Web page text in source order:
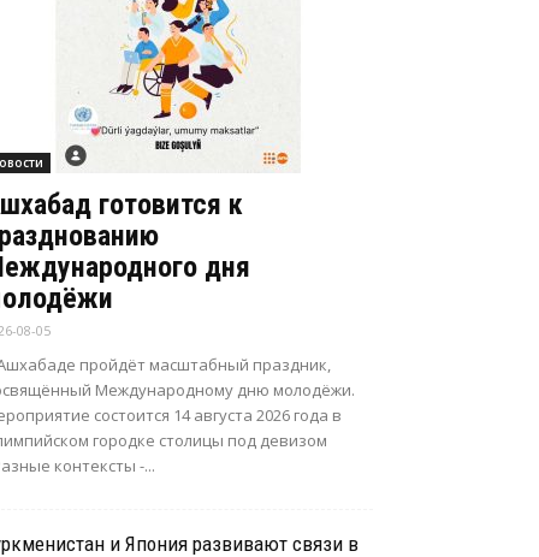
готовится к
дня
08-05
пройдёт масштабный праздник,
Международному дню молодёжи.
состоится 14 августа 2026 года в
городке столицы под девизом
контексты -...
и Япония развивают связи в